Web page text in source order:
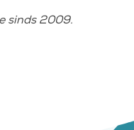
sinds 2009.